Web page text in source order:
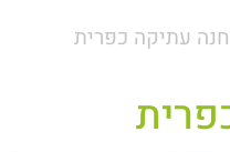
עתיקה כפרית